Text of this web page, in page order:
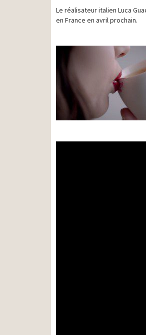
Le réalisateur italien Luca
en France en avril prochain.